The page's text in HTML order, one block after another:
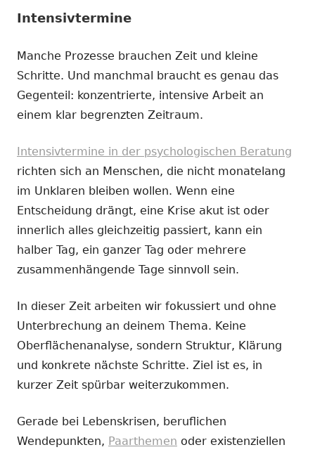
Intensivtermine
Manche Prozesse brauchen Zeit und kleine
Schritte. Und manchmal braucht es genau das
Gegenteil: konzentrierte, intensive Arbeit an
einem klar begrenzten Zeitraum.
Intensivtermine in der psychologischen Beratung
richten sich an Menschen, die nicht monatelang
im Unklaren bleiben wollen. Wenn eine
Entscheidung drängt, eine Krise akut ist oder
innerlich alles gleichzeitig passiert, kann ein
halber Tag, ein ganzer Tag oder mehrere
zusammenhängende Tage sinnvoll sein.
In dieser Zeit arbeiten wir fokussiert und ohne
Unterbrechung an deinem Thema. Keine
Oberflächenanalyse, sondern Struktur, Klärung
und konkrete nächste Schritte. Ziel ist es, in
kurzer Zeit spürbar weiterzukommen.
Gerade bei Lebenskrisen, beruflichen
Wendepunkten, Paarthemen oder existenziellen